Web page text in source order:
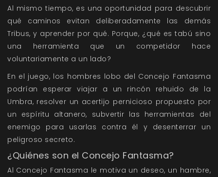
Al mismo tiempo, es una oportunidad para descubrir
qué caminos evitan deliberadamente las demás
Tribus, y aprender por qué. Porque, ¿qué es tabú sino
una herramienta que un competidor hace
voluntariamente a un lado?
En el juego, los hombres lobo del Concejo Fantasma
podrían esperar viajar a un rincón rehuido de la
Umbra, resolver un acertijo pernicioso propuesto por
un espíritu altanero, subvertir las herramientas del
enemigo para usarlas contra él y desenterrar un
peligroso secreto.
¿Quiénes son el Concejo Fantasma?
Al Concejo Fantasma le motiva un deseo, un hambre,